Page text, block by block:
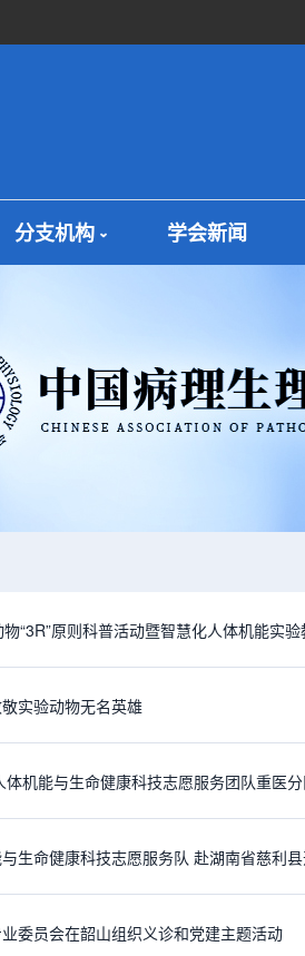
分支机构 学会新闻
“3R”原则科普活动暨智慧化人体机能实
实验动物无名英雄
机能与生命健康科技志愿服务团队重医分
委员会在韶山组织义诊和党建主题活动